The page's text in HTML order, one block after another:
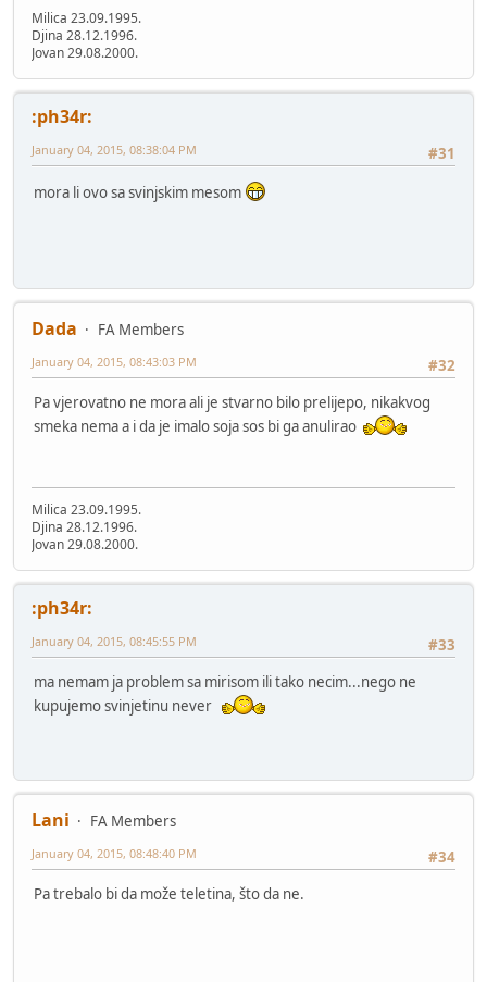
Milica 23.09.1995.
Djina 28.12.1996.
Jovan 29.08.2000.
:ph34r:
#31
January 04, 2015, 08:38:04 PM
mora li ovo sa svinjskim mesom
Dada
FA Members
#32
January 04, 2015, 08:43:03 PM
Pa vjerovatno ne mora ali je stvarno bilo prelijepo, nikakvog
smeka nema a i da je imalo soja sos bi ga anulirao
Milica 23.09.1995.
Djina 28.12.1996.
Jovan 29.08.2000.
:ph34r:
#33
January 04, 2015, 08:45:55 PM
ma nemam ja problem sa mirisom ili tako necim...nego ne
kupujemo svinjetinu never
Lani
FA Members
#34
January 04, 2015, 08:48:40 PM
Pa trebalo bi da može teletina, što da ne.